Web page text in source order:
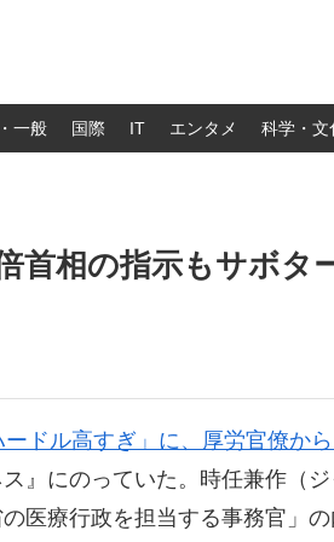
一般 国際 IT エンタメ 科学・文
首相の指示もサボタ
ドル高すぎ」に、厚労官僚か
』にのっていた。時任兼作（
医療行政を担当する事務官」